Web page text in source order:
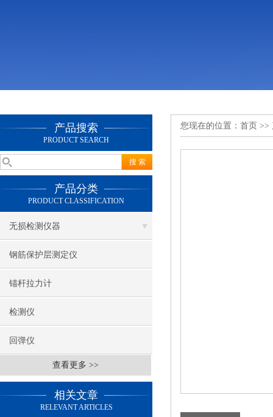
产品搜索
PRODUCT SEARCH
产品分类
PRODUCT CLASSIFICATION
无损检测仪器
钢筋保护层测定仪
锚杆拉力计
检测仪
回弹仪
查看更多 >>
相关文章
RELEVANT ARTICLES
您现在的位置： 首页 >>